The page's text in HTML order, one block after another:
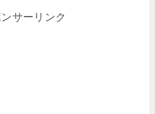
サーリンク